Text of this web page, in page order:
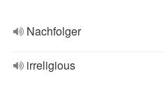
Nachfolger
irreligious